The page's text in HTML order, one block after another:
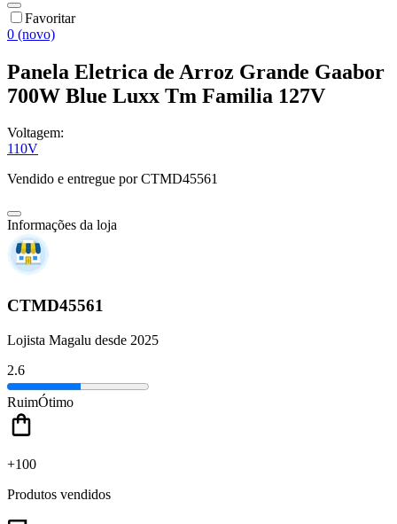
Favoritar
0 (novo)
Panela Eletrica de Arroz Grande Gaabor
700W Blue Luxx Tm Familia 127V
Voltagem:
110V
Vendido e entregue por CTMD45561
Informações da loja
CTMD45561
Lojista Magalu desde 2025
2.6
RuimÓtimo
+100
Produtos vendidos